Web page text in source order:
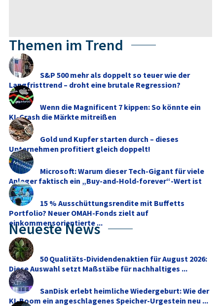
Themen im Trend
S&P 500 mehr als doppelt so teuer wie der
Langfristtrend – droht eine brutale Regression?
Wenn die Magnificent 7 kippen: So könnte ein
KI-Crash die Märkte mitreißen
Gold und Kupfer starten durch – dieses
Unternehmen profitiert gleich doppelt!
Microsoft: Warum dieser Tech-Gigant für viele
Anleger faktisch ein „Buy-and-Hold-forever“-Wert ist
15 % Ausschüttungsrendite mit Buffetts
Portfolio? Neuer OMAH-Fonds zielt auf
einkommensorientierte ...
Neueste News
50 Qualitäts-Dividendenaktien für August 2026:
Diese Auswahl setzt Maßstäbe für nachhaltiges ...
SanDisk erlebt heimliche Wiedergeburt: Wie der
KI-Boom ein angeschlagenes Speicher-Urgestein neu ...